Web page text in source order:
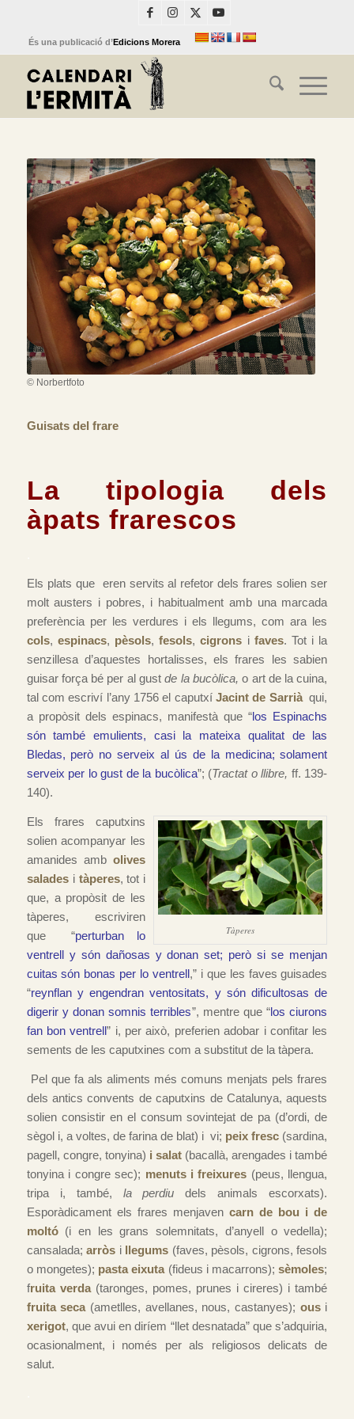
És una publicació d’Edicions Morera
© Norbertfoto
Guisats del frare
La tipologia dels
àpats frarescos
Els plats que eren servits al refetor dels frares solien ser
molt austers i pobres, i habitualment amb una marcada
preferència per les verdures i els llegums, com ara les
cols, espinacs, pèsols,fesols,cigrons i faves. Tot i la
senzillesa d’aquestes hortalisses, els frares les sabien
guisar força bé per al gustde la bucòlica, o art de la cuina,
tal com escriví l’any 1756 el caputxíJacint de Sarrià qui,
a propòsit dels espinacs, manifestà que “los Espinachs
són també emulients, casi la mateixa qualitat de las
Bledas, però no serveix al ús de la medicina; solament
serveix per lo gust de la bucòlica”; (Tractat o llibre, ff. 139-
140).
Tàperes
Els frares caputxins
solien acompanyar les
amanides ambolives
saladesi tàperes, tot i
que, a propòsit de les
tàperes, escriviren
que “perturban lo
ventrell y són dañosas y donan set; però si se menjan
cuitas són bonas per lo ventrell,” i que les faves guisades
“reynflan y engendran ventositats, y són dificultosas de
digerir y donan somnis terribles”, mentre que “los ciurons
fan bon ventrell” i, per això, preferien adobar i confitar les
sements de les caputxines com a substitut de la tàpera.
Pel que fa als aliments més comuns menjats pels frares
dels antics convents de caputxins de Catalunya, aquests
solien consistir en el consum sovintejat de pa (d’ordi, de
sègol i, a voltes, de farina de blat) i vi; peix fresc (sardina,
pagell, congre, tonyina) i salat (bacallà, arengades i també
tonyina i congre sec); menuts i freixures (peus, llengua,
tripa i, també, la perdiu dels animals escorxats).
Esporàdicament els frares menjaven carn de bou i de
moltó(i en les grans solemnitats, d’anyell o vedella);
cansalada;arròs i llegums (faves, pèsols, cigrons, fesols
o mongetes); pasta eixuta (fideus i macarrons);sèmoles;
fruita verda(taronges, pomes, prunes i cireres) i també
fruita seca (ametlles, avellanes, nous, castanyes); ousi
xerigot, que avui en diríem “llet desnatada” que s’adquiria,
ocasionalment, i només per als religiosos delicats de
salut.